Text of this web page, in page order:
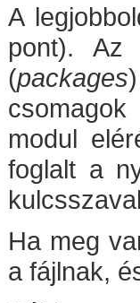
A
pont).
(packages
modul
foglalt a
Ha meg
a fájlnak,